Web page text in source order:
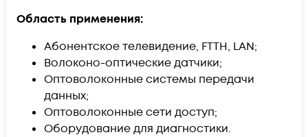
Область применения:
Абонентское телевидение, FTTH, LAN;
Волоконо-оптические датчики;
Оптоволоконные системы передачи
данных;
Оптоволоконные сети доступ;
Оборудование для диагностики.